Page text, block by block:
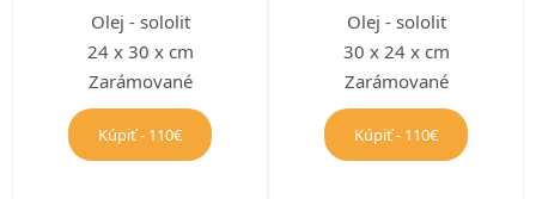
Olej - sololit
24 x 30 x cm
Zarámované
Kúpiť - 110€
Olej - sololit
30 x 24 x cm
Zarámované
Kúpiť - 110€